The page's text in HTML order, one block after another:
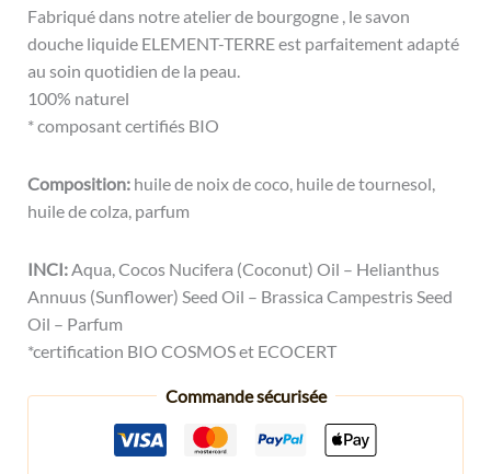
Fabriqué dans notre atelier de bourgogne , le savon
douche liquide ELEMENT-TERRE est parfaitement adapté
au soin quotidien de la peau.
100% naturel
* composant certifiés BIO
Composition:huile de noix de coco, huile de tournesol,
huile de colza, parfum
INCI:Aqua, Cocos Nucifera (Coconut) Oil – Helianthus
Annuus (Sunflower) Seed Oil – Brassica Campestris Seed
Oil – Parfum
*certification BIO COSMOS et ECOCERT
Commande sécurisée